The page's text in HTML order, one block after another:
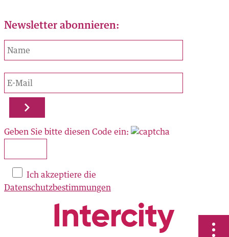
Newsletter abonnieren:
Geben Sie bitte diesen Code ein:
Ich akzeptiere die
Datenschutzbestimmungen